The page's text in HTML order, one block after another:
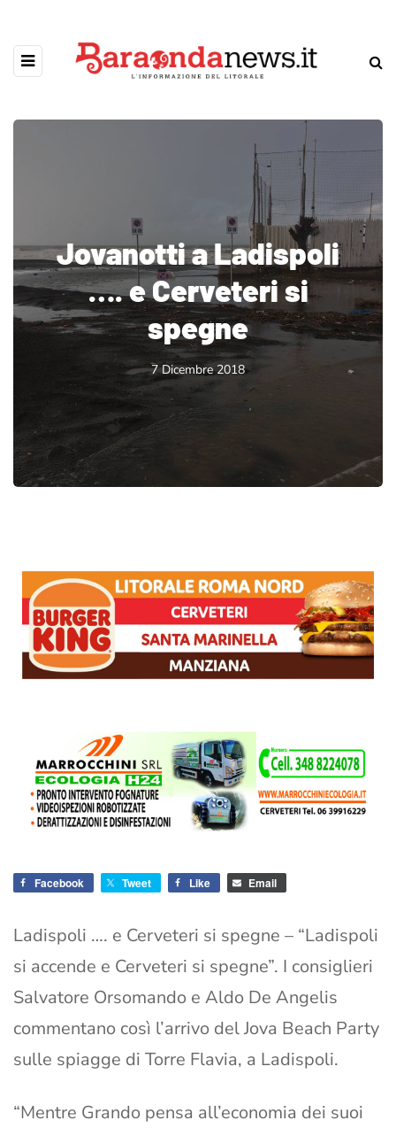
Jovanotti a Ladispoli
…. e Cerveteri si
spegne
7 Dicembre 2018
Facebook Tweet Like Email
Ladispoli …. e Cerveteri si spegne – “Ladispoli
si accende e Cerveteri si spegne”. I consiglieri
Salvatore Orsomando e Aldo De Angelis
commentano così l’arrivo del Jova Beach Party
sulle spiagge di Torre Flavia, a Ladispoli.
“Mentre Grando pensa all’economia dei suoi